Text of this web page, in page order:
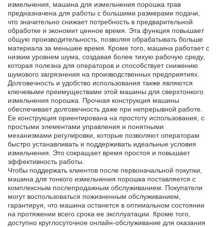
измельчения, машина для измельчения порошка трав
предназначена для работы с большими размерами подачи,
что значительно снижает потребность в предварительной
обработке и экономит ценное время. Эта функция повышает
общую производительность, позволяя обрабатывать больше
материала за меньшее время. Кроме того, машина работает с
низким уровнем шума, создавая более тихую рабочую среду,
которая полезна для операторов и способствует снижению
шумового загрязнения на производственных предприятиях.
Долговечность и удобство использования также являются
ключевыми преимуществами этой машины для сверхтонкого
измельчения порошка. Прочная конструкция машины
обеспечивает долговечность даже при непрерывной работе.
Ее конструкция ориентирована на простоту использования, с
простыми элементами управления и понятными
механизмами регулировки, которые позволяют операторам
быстро устанавливать и поддерживать идеальные условия
измельчения. Это сокращает время простоя и повышает
эффективность работы.
Чтобы поддержать клиентов после первоначальной покупки,
машина для тонкого измельчения порошка поставляется с
комплексным послепродажным обслуживанием. Покупатели
могут воспользоваться пожизненным обслуживанием,
гарантируя, что машина останется в оптимальном состоянии
на протяжении всего срока ее эксплуатации. Кроме того,
доступно круглосуточное онлайн-обслуживание для оказания